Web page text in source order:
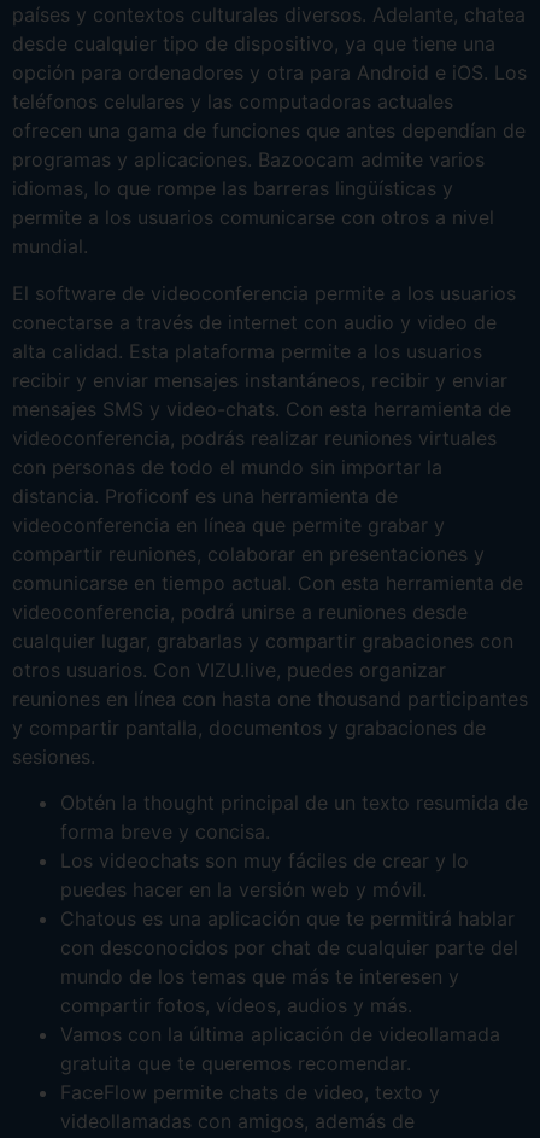
países y contextos culturales diversos. Adelante, chatea
desde cualquier tipo de dispositivo, ya que tiene una
opción para ordenadores y otra para Android e iOS. Los
teléfonos celulares y las computadoras actuales
ofrecen una gama de funciones que antes dependían de
programas y aplicaciones. Bazoocam admite varios
idiomas, lo que rompe las barreras lingüísticas y
permite a los usuarios comunicarse con otros a nivel
mundial.
El software de videoconferencia permite a los usuarios
conectarse a través de internet con audio y video de
alta calidad. Esta plataforma permite a los usuarios
recibir y enviar mensajes instantáneos, recibir y enviar
mensajes SMS y video-chats. Con esta herramienta de
videoconferencia, podrás realizar reuniones virtuales
con personas de todo el mundo sin importar la
distancia. Proficonf es una herramienta de
videoconferencia en línea que permite grabar y
compartir reuniones, colaborar en presentaciones y
comunicarse en tiempo actual. Con esta herramienta de
videoconferencia, podrá unirse a reuniones desde
cualquier lugar, grabarlas y compartir grabaciones con
otros usuarios. Con VIZU.live, puedes organizar
reuniones en línea con hasta one thousand participantes
y compartir pantalla, documentos y grabaciones de
sesiones.
Obtén la thought principal de un texto resumida de
forma breve y concisa.
Los videochats son muy fáciles de crear y lo
puedes hacer en la versión web y móvil.
Chatous es una aplicación que te permitirá hablar
con desconocidos por chat de cualquier parte del
mundo de los temas que más te interesen y
compartir fotos, vídeos, audios y más.
Vamos con la última aplicación de videollamada
gratuita que te queremos recomendar.
FaceFlow permite chats de video, texto y
videollamadas con amigos, además de